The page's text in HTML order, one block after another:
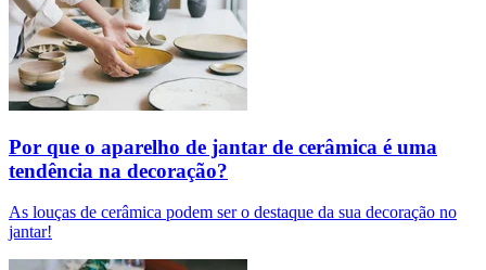
Por que o aparelho de jantar de cerâmica é uma
tendência na decoração?
As louças de cerâmica podem ser o destaque da sua decoração no
jantar!